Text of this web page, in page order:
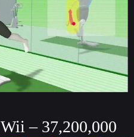
– 37,200,000